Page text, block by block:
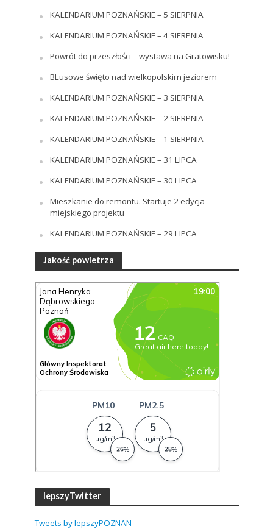
KALENDARIUM POZNAŃSKIE – 5 SIERPNIA
KALENDARIUM POZNAŃSKIE – 4 SIERPNIA
Powrót do przeszłości – wystawa na Gratowisku!
BLusowe święto nad wielkopolskim jeziorem
KALENDARIUM POZNAŃSKIE – 3 SIERPNIA
KALENDARIUM POZNAŃSKIE – 2 SIERPNIA
KALENDARIUM POZNAŃSKIE – 1 SIERPNIA
KALENDARIUM POZNAŃSKIE – 31 LIPCA
KALENDARIUM POZNAŃSKIE – 30 LIPCA
Mieszkanie do remontu. Startuje 2 edycja
miejskiego projektu
KALENDARIUM POZNAŃSKIE – 29 LIPCA
Jakość powietrza
lepszyTwitter
Tweets by lepszyPOZNAN